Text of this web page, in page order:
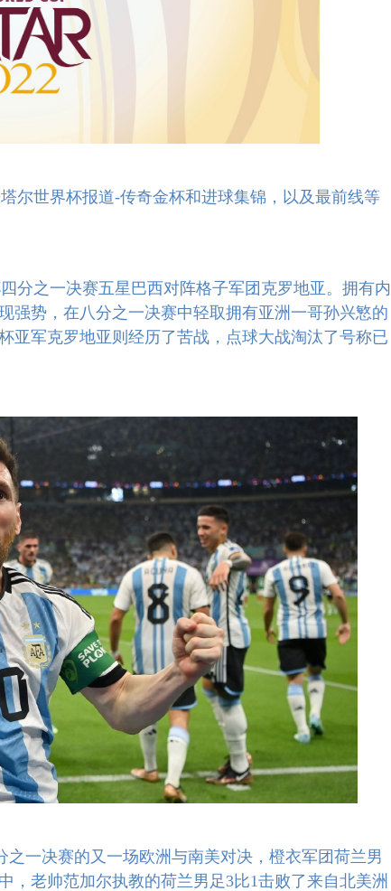
世界杯报道-传奇金杯和进球集锦，以及最前线等
之一决赛五星巴西对阵格子军团克罗地亚。拥有内
强势，在八分之一决赛中轻取拥有亚洲一哥孙兴慜的
亚军克罗地亚则经历了苦战，点球大战淘汰了号称已
一决赛的又一场欧洲与南美对决，橙衣军团荷兰男
，老帅范加尔执教的荷兰男足3比1击败了来自北美洲